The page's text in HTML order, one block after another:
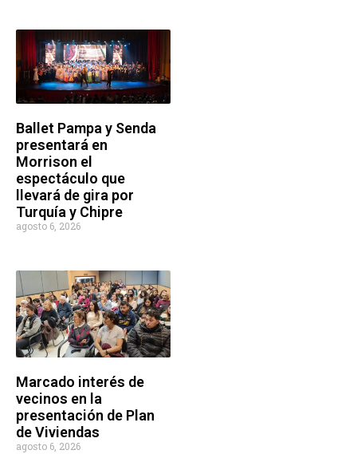
Ballet Pampa y Senda
presentará en
Morrison el
espectáculo que
llevará de gira por
Turquía y Chipre
agosto 6, 2026
Marcado interés de
vecinos en la
presentación de Plan
de Viviendas
agosto 6, 2026